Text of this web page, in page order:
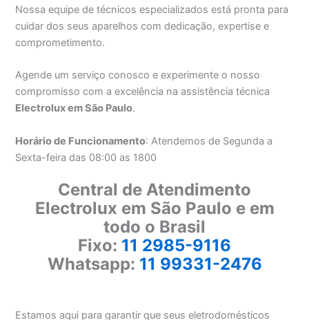
Nossa equipe de técnicos especializados está pronta para
cuidar dos seus aparelhos com dedicação, expertise e
comprometimento.
Agende um serviço conosco e experimente o nosso
compromisso com a excelência na assistência técnica
Electrolux em São Paulo.
Horário de Funcionamento: Atendemos de Segunda a
Sexta-feira das 08:00 as 1800
Central de Atendimento
Electrolux em São Paulo e em
todo o Brasil
Fixo: 11 2985-9116
Whatsapp: 11 99331-2476
Estamos aqui para garantir que seus eletrodomésticos